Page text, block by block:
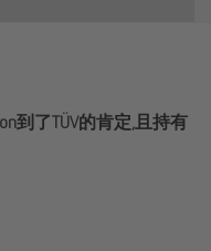
到了TÜV的肯定,且持有